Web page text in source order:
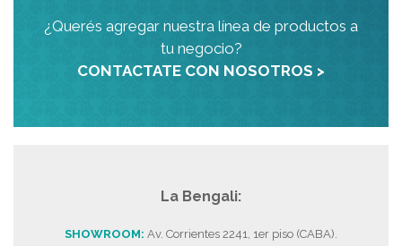
¿Querés agregar nuestra línea de productos a
tu negocio?
CONTACTATE CON NOSOTROS >
La Bengali:
SHOWROOM: Av. Corrientes 2241, 1er piso (CABA).